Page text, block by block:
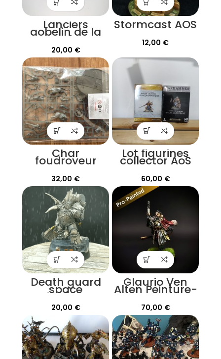
Lanciers
gobelin de la
nuit
20,00 €
Stormcast AOS
12,00 €
Char
foudroyeur
stormcast
eternals
32,00 €
Lot figurines
collector AoS
Stormcast
Eternals
60,00 €
Death guard
space
marine/plague
lord
20,00 €
Glaurio Ven
Alten Peinture-
pro |
Warhammer
Cursed city
70,00 €